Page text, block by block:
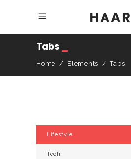
Tabs
Home / Elements /Tabs
Lifestyle
Tech